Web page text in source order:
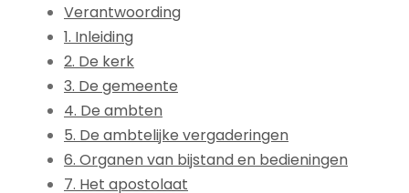
Verantwoording
1. Inleiding
2. De kerk
3. De gemeente
4. De ambten
5. De ambtelijke vergaderingen
6. Organen van bijstand en bedieningen
7. Het apostolaat